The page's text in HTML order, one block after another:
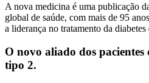
A nova medicina é uma publicação
global de saúde, com mais de 95
a liderança no tratamento da
O novo aliado dos pacientes
tipo 2.